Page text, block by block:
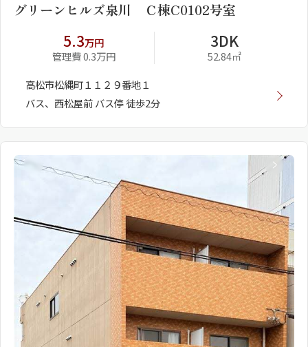
グリーンヒルズ泉川 Ｃ棟C0102号室
5.3万円
管理費 0.3万円
3DK
52.84㎡
高松市松縄町１１２９番地１
バス、西松屋前 バス停 徒歩2分